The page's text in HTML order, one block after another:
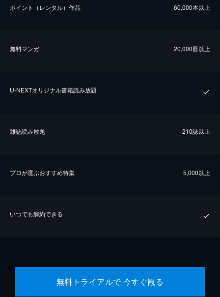
ポイント（レンタル）作品 60,000本以上
無料マンガ 20,000冊以上
U-NEXTオリジナル書籍読み放題
雑誌読み放題 210誌以上
プロが選ぶおすすめ特集 5,000以上
いつでも解約できる
無料トライアルで 今すぐ観る